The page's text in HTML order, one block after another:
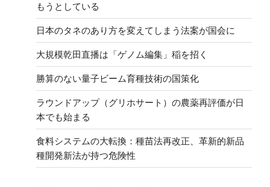
もうとしている
日本のタネのあり方を変えてしまう法案が国会に
大規模乾田直播は「ゲノム編集」稲を招く
勝算のない量子ビーム育種技術の国策化
ラウンドアップ（グリホサート）の農薬再評価が日
本でも始まる
食料システムの大転換：種苗法再改正、革新的新品
種開発新法が持つ危険性